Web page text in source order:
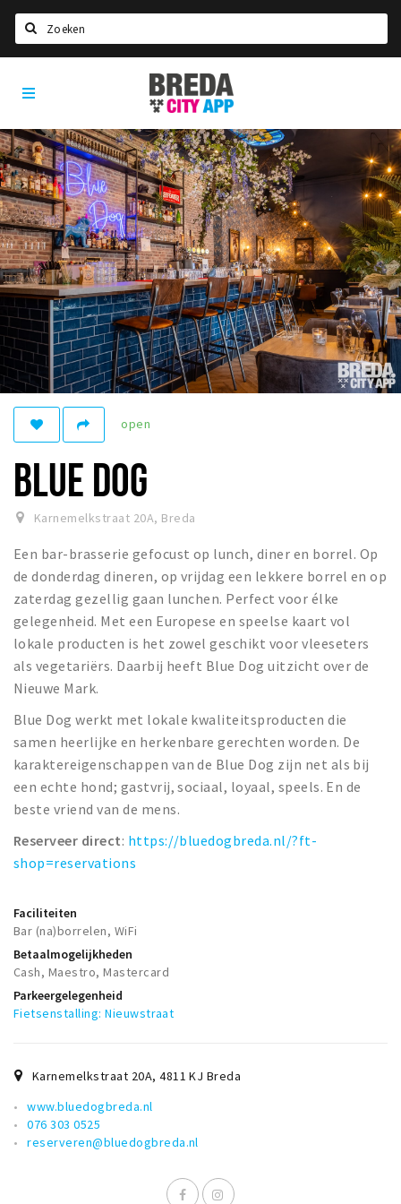
Home
Agenda
Deals
Party pics
Nieuws, interviews & blogs
Eten
Drinken
Slapen
Recreatief
Winkels
Winkelgebieden
Bezienswaardigheden
Musea, theaters & podia
Uitjes & activiteiten
Toeristische routes
Natuurgebieden
Baroniepoorten
Sport
Privacy
Inloggen
Breda
City
App
open
BLUE DOG
Karnemelkstraat 20A, Breda
Een bar-brasserie gefocust op lunch, diner en borrel. Op
de donderdag dineren, op vrijdag een lekkere borrel en op
zaterdag gezellig gaan lunchen. Perfect voor élke
gelegenheid. Met een Europese en speelse kaart vol
lokale producten is het zowel geschikt voor vleeseters
als vegetariërs. Daarbij heeft Blue Dog uitzicht over de
Nieuwe Mark.
Blue Dog werkt met lokale kwaliteitsproducten die
samen heerlijke en herkenbare gerechten worden. De
karaktereigenschappen van de Blue Dog zijn net als bij
een echte hond; gastvrij, sociaal, loyaal, speels. En de
beste vriend van de mens.
Reserveer direct: https://bluedogbreda.nl/?ft-
shop=reservations
Faciliteiten
Bar (na)borrelen, WiFi
Betaalmogelijkheden
Cash, Maestro, Mastercard
Parkeergelegenheid
Fietsenstalling: Nieuwstraat
Karnemelkstraat 20A,4811 KJ Breda
www.bluedogbreda.nl
076 303 0525
reserveren@bluedogbreda.nl